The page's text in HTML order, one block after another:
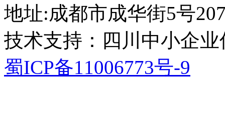
地址:成都市成华街5号
技术支持：四川中小企
蜀ICP备11006773号-9